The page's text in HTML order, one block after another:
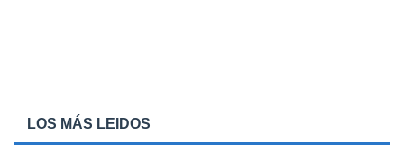
LOS MÁS LEIDOS